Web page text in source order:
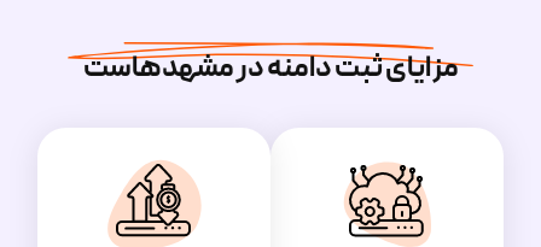
مزایای ثبت دامنه در مشهدهاست